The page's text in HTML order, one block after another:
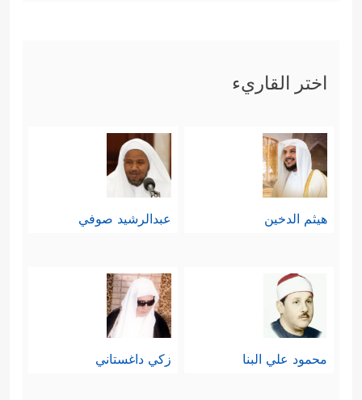
اختر القاريء
هيثم الدخين عبدالرشيد صوفي
محمود علي البنا زكي داغستاني